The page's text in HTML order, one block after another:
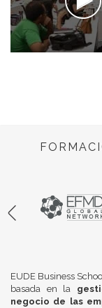
EUDE Business
basada en la
negocio de las